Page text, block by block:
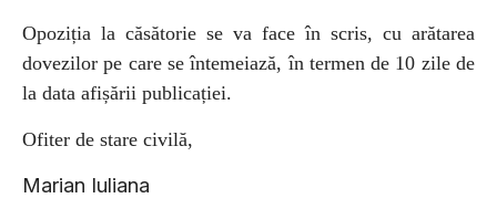
Opoziția la căsătorie se va face în scris, cu arătarea
dovezilor pe care se întemeiază, în termen de 10 zile de
la data afișării publicației.
Ofiter de stare civilă,
Marian Iuliana